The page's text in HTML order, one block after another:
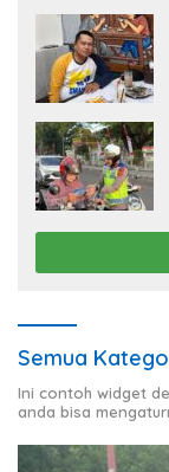
Semua
Ini contoh widget
anda bisa